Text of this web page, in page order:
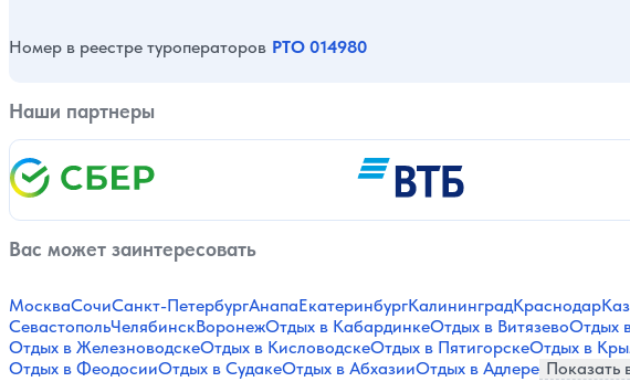
Номер в реестре туроператоров РТО 014980
Наши партнеры
Вас может заинтересовать
МоскваСочиСанкт-ПетербургАнапаЕкатеринбургКалининградКраснодар
СевастопольЧелябинскВоронежОтдых в КабардинкеОтдых в ВитязевоОтдых
Отдых в ЖелезноводскеОтдых в КисловодскеОтдых в ПятигорскеОтдых в
Отдых в ФеодосииОтдых в СудакеОтдых в АбхазииОтдых в Адлере Показать